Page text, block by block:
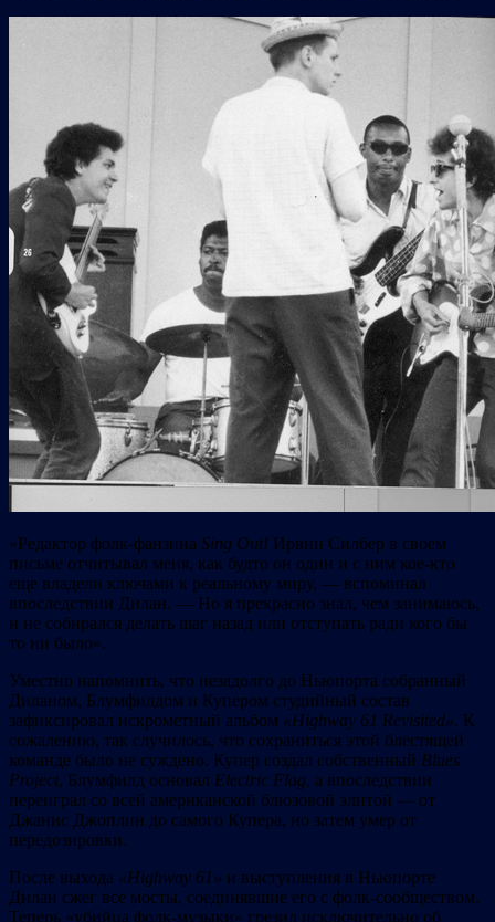
«Редактор фолк-фанзина Sing Out! Ирвин Силбер в своем
письме отчитывал меня, как будто он один и с ним кое-кто
еще владели ключами к реальному миру, — вспоминал
впоследствии Дилан. — Но я прекрасно знал, чем занимаюсь,
и не собирался делать шаг назад или отступать ради кого бы
то ни было».
Уместно напомнить, что незадолго до Ньюпорта собранный
Диланом, Блумфилдом и Купером студийный состав
зафиксировал искрометный альбом «Highway 61 Revisited». К
сожалению, так случилось, что сохраниться этой блестящей
команде было не суждено. Купер создал собственный Blues
Project, Блумфилд основал Electric Flag, а впоследствии
переиграл со всей американской блюзовой элитой — от
Джанис Джоплин до самого Купера, но затем умер от
передозировки.
После выхода «Highway 61» и выступления в Ньюпорте
Дилан сжег все мосты, соединявшие его с фолк-сообществом.
Теперь «убийца фолк-музыки» грезил исключительно об